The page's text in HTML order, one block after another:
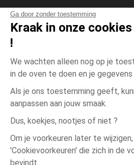
Ga door zonder toestemming
Kraak in onze cookies
!
We wachten alleen nog op je
in de oven te doen en je
Als je ons toestemming geeft,
aanpassen aan jouw smaak.
Dus, koekjes, nootjes of niet ?
Om je voorkeuren later te
'Cookievoorkeuren' die zich in de
bevindt.
Blauw Blauw
Algemene
Wettelijke